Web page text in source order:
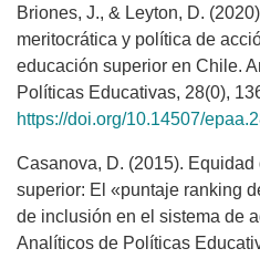
Briones, J., & Leyton, D.
meritocrática y política de
educación superior en Chile.
Políticas Educativas, 28(0),
https://doi.org/10.14507/
Casanova, D. (2015).
superior: El «puntaje ranking
de inclusión en el sistema de
Analíticos de Políticas